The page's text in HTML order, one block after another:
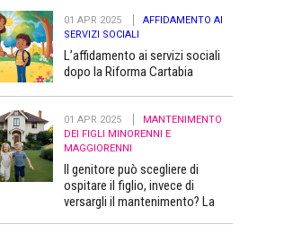
01 APR 2025
AFFIDAMENTO AI
SERVIZI SOCIALI
L’affidamento ai servizi sociali
dopo la Riforma Cartabia
01 APR 2025
MANTENIMENTO
DEI FIGLI MINORENNI E
MAGGIORENNI
Il genitore può scegliere di
ospitare il figlio, invece di
versargli il mantenimento? La